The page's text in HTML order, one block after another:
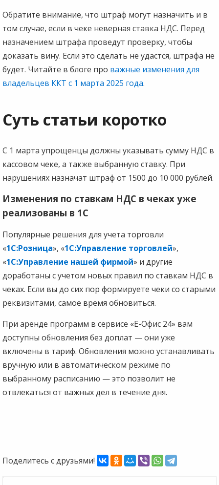
Обратите внимание, что штраф могут назначить и в
том случае, если в чеке неверная ставка НДС. Перед
назначением штрафа проведут проверку, чтобы
доказать вину. Если это сделать не удастся, штрафа не
будет. Читайте в блоге про важные изменения для
владельцев ККТ с 1 марта 2025 года.
Суть статьи коротко
С 1 марта упрощенцы должны указывать сумму НДС в
кассовом чеке, а также выбранную ставку. При
нарушениях назначат штраф от 1500 до 10 000 рублей.
Изменения по ставкам НДС в чеках уже
реализованы в 1С
Популярные решения для учета торговли
«1С:Розница», «1С:Управление торговлей»,
«1С:Управление нашей фирмой» и другие
доработаны с учетом новых правил по ставкам НДС в
чеках. Если вы до сих пор формируете чеки со старыми
реквизитами, самое время обновиться.
При аренде программ в сервисе «Е-Офис 24» вам
доступны обновления без доплат — они уже
включены в тариф. Обновления можно устанавливать
вручную или в автоматическом режиме по
выбранному расписанию — это позволит не
отвлекаться от важных дел в течение дня.
Поделитесь с друзьями!